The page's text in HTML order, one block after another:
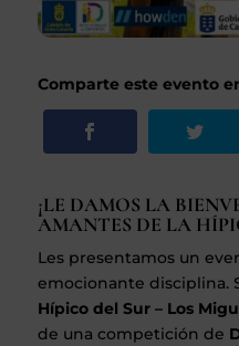
Comparte este evento en
¡LE DAMOS LA
AMANTES DE LA
Les presentamos un
emocionante disciplina.
Hípico del Sur – Los
de una competición de